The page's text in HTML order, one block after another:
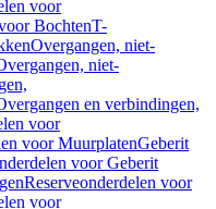
voor
BochtenT-
Overgangen, niet-
niet-
en verbindingen,
voor
voor MuurplatenGeberit
voor Geberit
Reserveonderdelen voor
voor